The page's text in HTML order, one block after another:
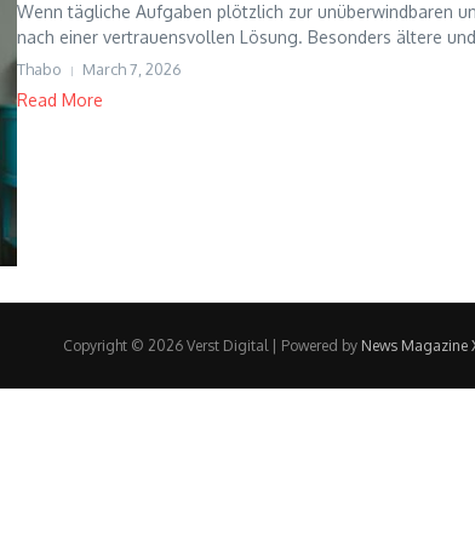
Wenn tägliche Aufgaben plötzlich zur unüberwindbaren
nach einer vertrauensvollen Lösung. Besonders ältere
Thabo March 7, 2026
Read More
Copyright © 2026 Verst Digital | Powered by News Magazine